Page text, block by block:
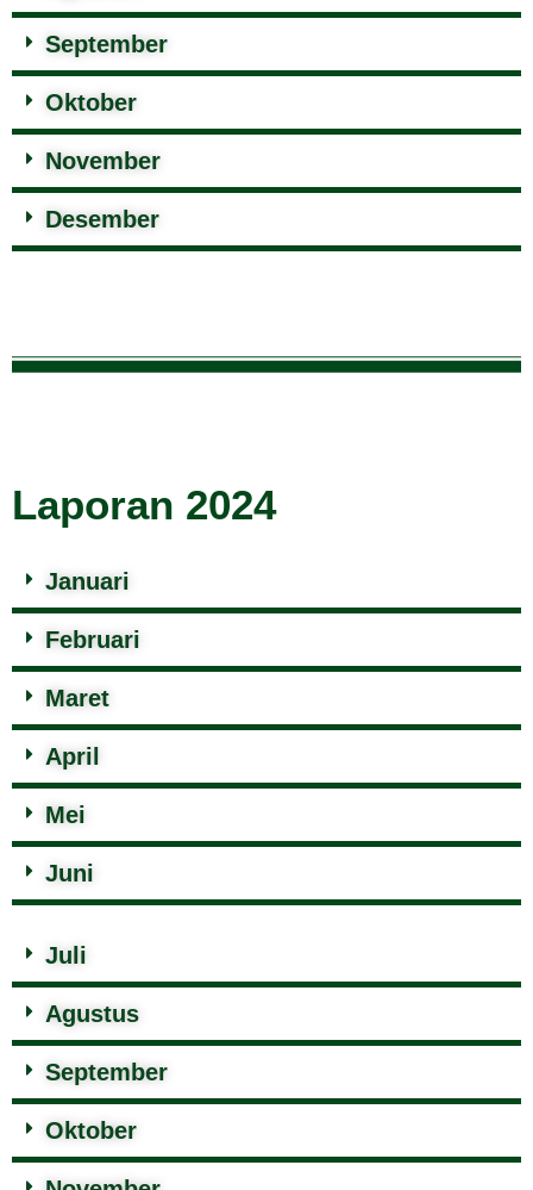
September
Oktober
November
Desember
Laporan 2024
Januari
Februari
Maret
April
Mei
Juni
Juli
Agustus
September
Oktober